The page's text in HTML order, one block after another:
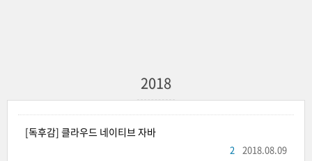
2018
[독후감] 클라우드 네이티브 자바
2018.08.09
2